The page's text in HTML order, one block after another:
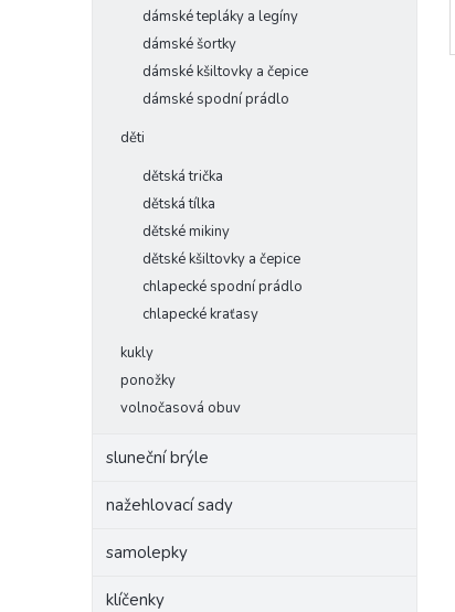
dámské tepláky a legíny
dámské šortky
dámské kšiltovky a čepice
dámské spodní prádlo
děti
dětská trička
dětská tílka
dětské mikiny
dětské kšiltovky a čepice
chlapecké spodní prádlo
chlapecké kraťasy
kukly
ponožky
volnočasová obuv
sluneční brýle
nažehlovací sady
samolepky
klíčenky